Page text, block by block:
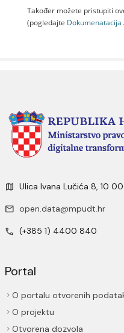
Također možete pristupiti
(pogledajte Dokumenаtаcijа